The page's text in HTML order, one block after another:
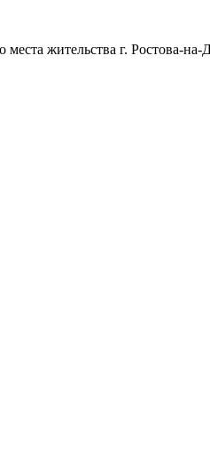
жительства г. Ростова-на-